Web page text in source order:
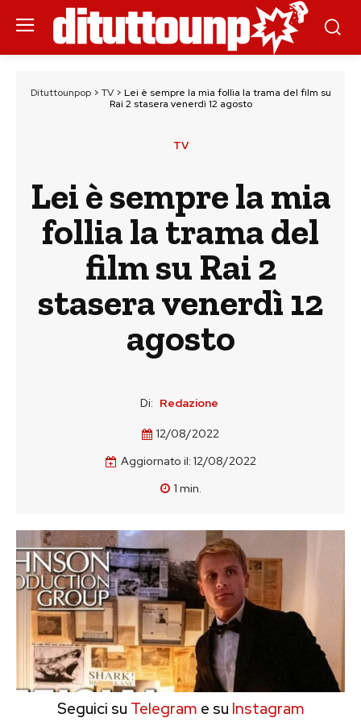
Dituttounpop> TV> Lei è sempre la mia follia la trama del film su
Rai 2 stasera venerdì 12 agosto
TV
Lei è sempre la mia
follia la trama del
film su Rai 2
stasera venerdì 12
agosto
Di: Redazione
12/08/2022
Aggiornato il: 12/08/2022
1 min.
Seguici su Telegram e su Instagram